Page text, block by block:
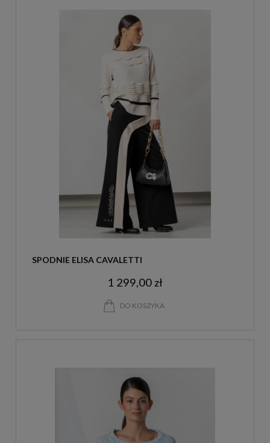
SPODNIE ELISA CAVALETTI
1 299,00 zł
DO KOSZYKA